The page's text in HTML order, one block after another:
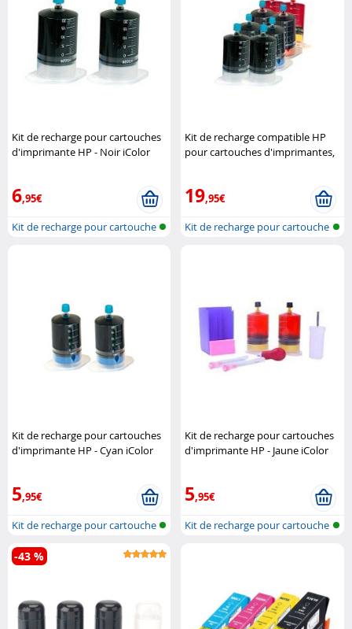
Kit de recharge pour cartouches
d'imprimante HP - Noir iColor
6,95€
Kit de recharge pour cartouche
Kit de recharge compatible HP
pour cartouches d'imprimantes,
19,95€
Kit de recharge pour cartouche
Kit de recharge pour cartouches
d'imprimante HP - Cyan iColor
5,95€
Kit de recharge pour cartouche
d'en..
Kit de recharge pour cartouches
d'imprimante HP - Jaune iColor
5,95€
Kit de recharge pour cartouche
-43 %